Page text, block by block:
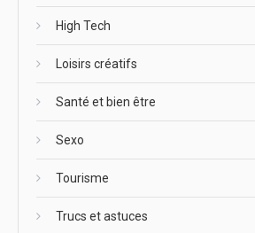
High Tech
Loisirs créatifs
Santé et bien être
Sexo
Tourisme
Trucs et astuces